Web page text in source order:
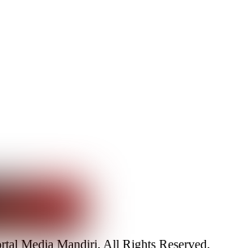
Media Mandiri. All Rights Reserved.